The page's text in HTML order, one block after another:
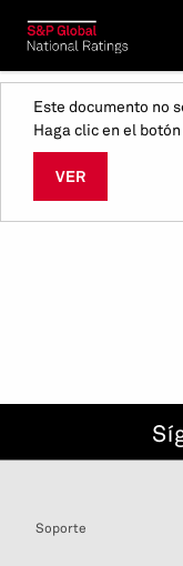
Este documento no
Haga clic en el
VER
Soporte